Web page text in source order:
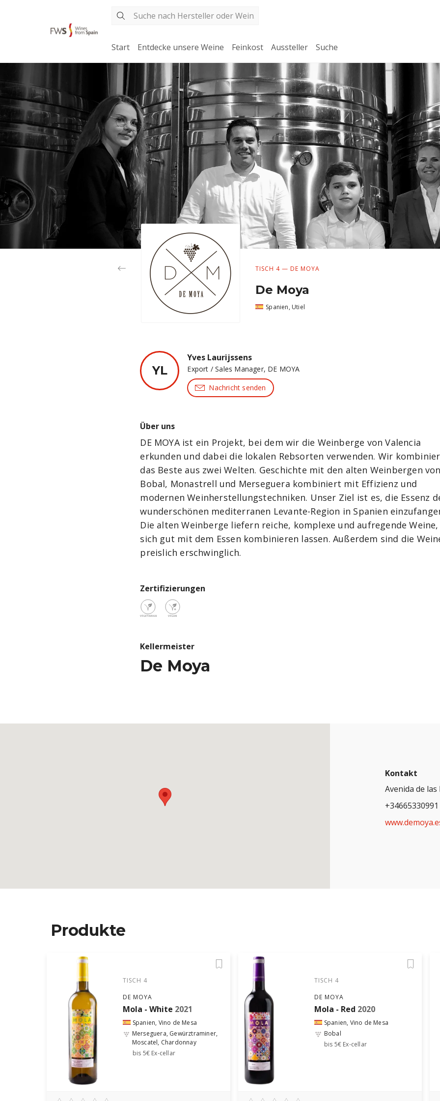
Start Entdecke unsere Weine Feinkost Aussteller Suche
TISCH 4 — DE MOYA
De Moya
Spanien, Utiel
YL
Yves Laurijssens
Export / Sales Manager, DE MOYA
Nachricht senden
Über uns
DE MOYA ist ein Projekt, bei dem wir die Weinberge von Valencia
erkunden und dabei die lokalen Rebsorten verwenden. Wir
das Beste aus zwei Welten. Geschichte mit den alten Weinbergen von
Bobal, Monastrell und Merseguera kombiniert mit Effizienz und
modernen Weinherstellungstechniken. Unser Ziel ist es, die Essenz
wunderschönen mediterranen Levante-Region in Spanien
Die alten Weinberge liefern reiche, komplexe und aufregende Weine,
sich gut mit dem Essen kombinieren lassen. Außerdem sind die
preislich erschwinglich.
Zertifizierungen
Kellermeister
De Moya
Kontakt
Avenida de
+34665330991
Produkte
TISCH 4
DE MOYA
Mola - White 2021
Spanien, Vino de Mesa
Merseguera, Gewürztraminer,
Moscatel, Chardonnay
bis 5€ Ex-cellar
TISCH 4
DE MOYA
Mola - Red 2020
Spanien, Vino de Mesa
Bobal
bis 5€ Ex-cellar